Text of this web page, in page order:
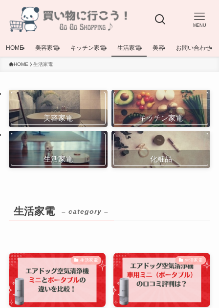
MENU
HOME 美容家電 キッチン家電 生活家電 美容 お問い合わせ
HOME 生活家電
美容家電 キッチン家電
生活家電 化粧品
生活家電 – category –
生活家電 生活家電